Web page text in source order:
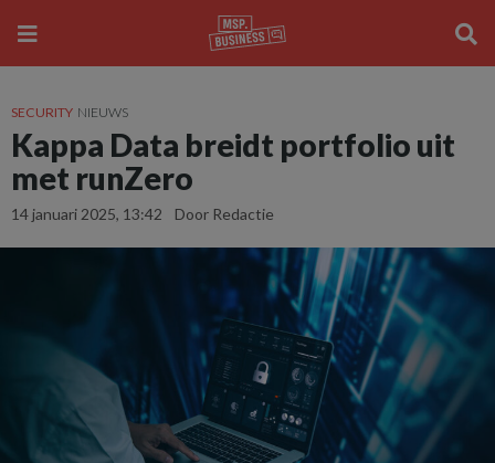
SECURITY NIEUWS
Kappa Data breidt portfolio uit
met runZero
14 januari 2025, 13:42 Door Redactie